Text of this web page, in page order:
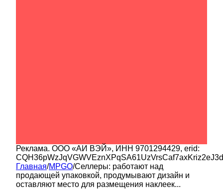
Реклама. ООО «АИ ВЭЙ», ИНН 9701294429, erid:
Главная/MPGO/Селлеры: работают над
продающей упаковкой, продумывают дизайн и
оставляют место для размещения наклеек...